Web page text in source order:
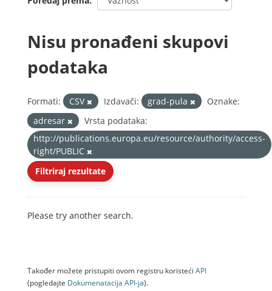
Nisu pronađeni skupovi
podataka
Formati: CSV Izdavači: grad-pula
Oznake:
adresar
Vrsta podataka:
http://publications.europa.eu/resource/authority/access-
right/PUBLIC
Filtriraj rezultate
Please try another search.
Također možete pristupiti ovom registru koristeći API
(pogledajte Dokumenаtаcijа API-jа).